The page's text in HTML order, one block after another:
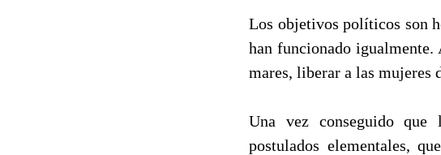
Los objetivos políticos son
han funcionado
mares, liberar a las mujeres
Una vez conseguido que
postulados elementales,